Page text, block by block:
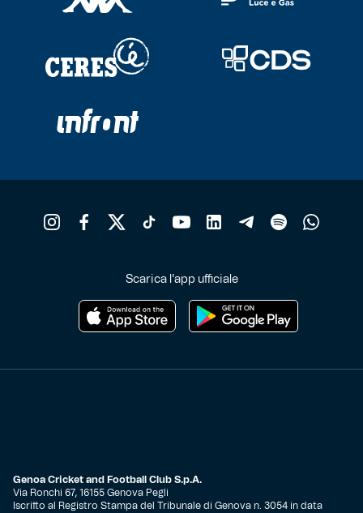
Scarica l'app ufficiale
Genoa Cricket and Football Club S.p.A.
Via Ronchi 67, 16155 Genova Pegli
Iscritto al Registro Stampa del Tribunale di Genova n. 3054 in data